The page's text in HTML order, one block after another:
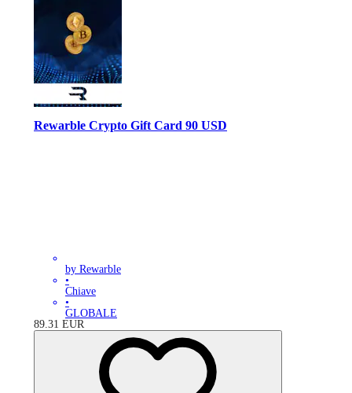
Rewarble Crypto Gift Card 90 USD
by Rewarble
•
Chiave
•
GLOBALE
89.31 EUR